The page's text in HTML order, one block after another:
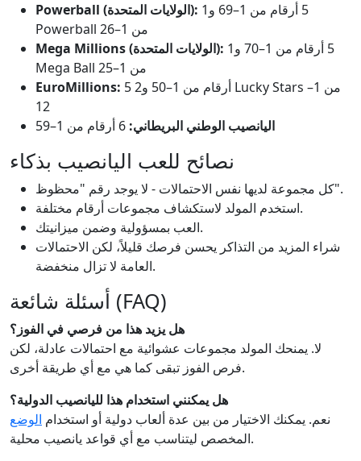
Powerball (الولايات المتحدة):
Powerball من 1–26
Mega Millions (الولايات المتحدة):
Mega Ball من 1–25
EuroMillions: 5 أرقام من 1–50 و2 Lucky Stars من 1–
12
اليانصيب الوطني البريطاني:
نصائح للعب اليانصيب بذكاء
كل مجموعة لديها نفس الاحتمالات - لا يوجد رقم "محظوظ".
استخدم المولد لاستكشاف مجموعات أرقام مختلفة.
العب بمسؤولية وضمن ميزانيتك.
شراء المزيد من التذاكر يحسن فرصك قليلاً، لكن الاحتمالات
العامة لا تزال منخفضة.
أسئلة شائعة (FAQ)
هل يزيد هذا من فرصي في الفوز؟
لا. يمنحك المولد مجموعات عشوائية مع احتمالات عادلة، لكن
فرص الفوز تبقى كما هي مع أي طريقة أخرى.
هل يمكنني استخدام هذا لليانصيب الدولية؟
نعم. يمكنك الاختيار من بين عدة ألعاب دولية أو استخدام الوضع
المخصص ليتناسب مع أي قواعد يانصيب محلية.